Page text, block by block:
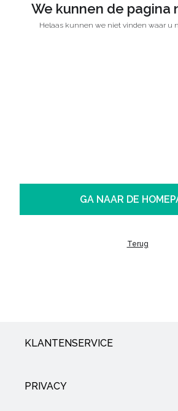
We kunnen de pagina
Helaas kunnen we niet vinden waar u
GA NAAR DE
Terug
KLANTENSERVICE
PRIVACY